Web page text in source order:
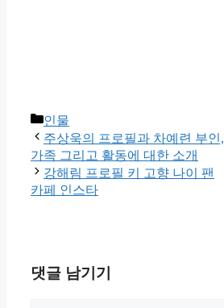
카
테
고
리
인물
주상욱의 프로필과 차예련 부인,
가족 그리고 활동에 대한 소개
강해림 프로필 키 고향 나이 팬
카페 인스타
댓글 남기기